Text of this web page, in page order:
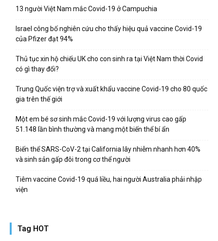
13 người Việt Nam mắc Covid-19 ở Campuchia
Israel công bố nghiên cứu cho thấy hiệu quả vaccine Covid-19
của Pfizer đạt 94%
Thủ tục xin hộ chiếu UK cho con sinh ra tại Việt Nam thời Covid
có gì thay đổi?
Trung Quốc viện trợ và xuất khẩu vaccine Covid-19 cho 80 quốc
gia trên thế giới
Một em bé sơ sinh mắc Covid-19 với lượng virus cao gấp
51.148 lần bình thường và mang một biến thể bí ẩn
Biến thể SARS-CoV-2 tại California lây nhiễm nhanh hơn 40%
và sinh sản gấp đôi trong cơ thể người
Tiêm vaccine Covid-19 quá liều, hai người Australia phải nhập
viện
Tag HOT